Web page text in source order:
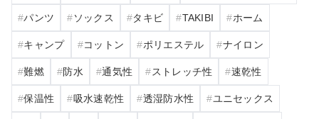
パンツ ソックス タキビ TAKIBI ホーム
キャンプ コットン ポリエステル ナイロン
難燃 防水 通気性 ストレッチ性 速乾性
保温性 吸水速乾性 透湿防水性 ユニセックス